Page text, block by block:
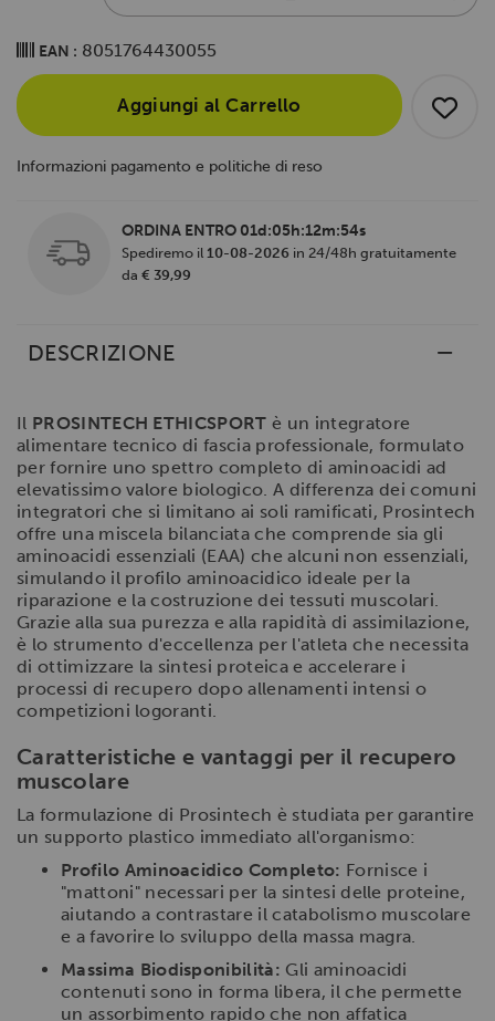
EAN : 8051764430055
Aggiungi al Carrello
Informazioni pagamento e politiche di reso
ORDINA ENTRO 01d:05h:12m:54s
Spediremo il 10-08-2026 in 24/48h gratuitamente
da € 39,99
DESCRIZIONE
Il PROSINTECH ETHICSPORT è un integratore
alimentare tecnico di fascia professionale, formulato
per fornire uno spettro completo di aminoacidi ad
elevatissimo valore biologico. A differenza dei comuni
integratori che si limitano ai soli ramificati, Prosintech
offre una miscela bilanciata che comprende sia gli
aminoacidi essenziali (EAA) che alcuni non essenziali,
simulando il profilo aminoacidico ideale per la
riparazione e la costruzione dei tessuti muscolari.
Grazie alla sua purezza e alla rapidità di assimilazione,
è lo strumento d'eccellenza per l'atleta che necessita
di ottimizzare la sintesi proteica e accelerare i
processi di recupero dopo allenamenti intensi o
competizioni logoranti.
Caratteristiche e vantaggi per il recupero
muscolare
La formulazione di Prosintech è studiata per garantire
un supporto plastico immediato all'organismo:
Profilo Aminoacidico Completo: Fornisce i
"mattoni" necessari per la sintesi delle proteine,
aiutando a contrastare il catabolismo muscolare
e a favorire lo sviluppo della massa magra.
Massima Biodisponibilità: Gli aminoacidi
contenuti sono in forma libera, il che permette
un assorbimento rapido che non affatica